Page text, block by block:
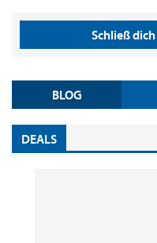
Schließ
BLOG
DEALS